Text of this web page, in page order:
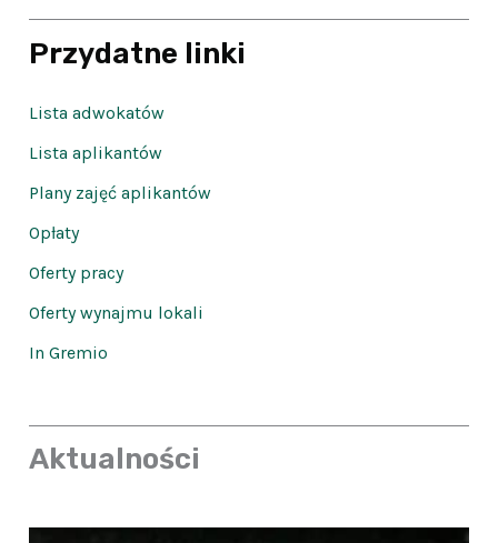
Przydatne linki
Lista adwokatów
Lista aplikantów
Plany zajęć aplikantów
Opłaty
Oferty pracy
Oferty wynajmu lokali
In Gremio
Aktualności